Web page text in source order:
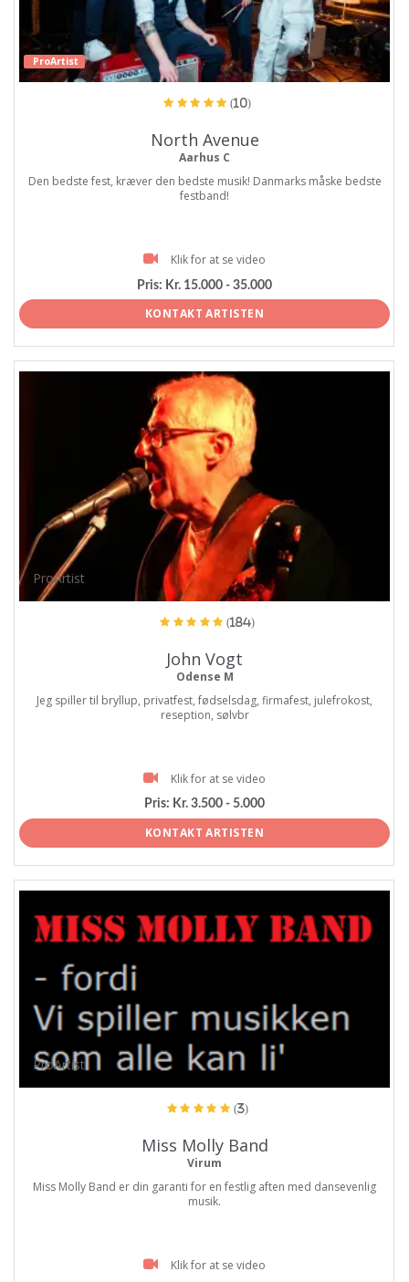
ProArtist
(10)
North Avenue
Aarhus C
Den bedste fest, kræver den bedste musik! Danmarks måske bedste
festband!
Klik for at se video
Pris: Kr. 15.000 - 35.000
KONTAKT ARTISTEN
ProArtist
(184)
John Vogt
Odense M
Jeg spiller til bryllup, privatfest, fødselsdag, firmafest, julefrokost,
reseption, sølvbr
Klik for at se video
Pris: Kr. 3.500 - 5.000
KONTAKT ARTISTEN
ProArtist
(3)
Miss Molly Band
Virum
Miss Molly Band er din garanti for en festlig aften med dansevenlig
musik.
Klik for at se video